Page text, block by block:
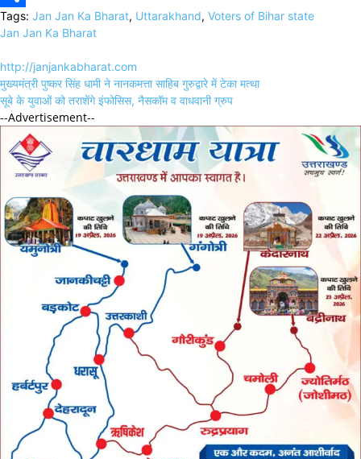
Link
Share
Tags: Jan Jan Ka Bharat, Uttarakhand, Voters of Bihar state
Jan Jan Ka Bharat
http://janjankabharat.com
Post
navigation
मुख्यमंत्री पुष्कर सिंह धामी ने नानकमत्ता साहिब गुरुद्वारे में टेका मत्था
सूबे के युवाओं को तराशेंगे इंफोसिस, नैसकॉम व वाधवानी ग्रुप
--Advertisement--